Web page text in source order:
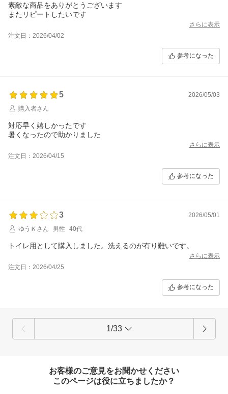
素敵な商品をありがとうございます
またリピートしたいです
さらに表示
注文日：2026/04/02
参考になった
5
2026/05/03
購入者さん
対応早く嬉しかったです
暑くなったので助かりました
さらに表示
注文日：2026/04/15
参考になった
3
2026/05/01
ゆうＫさん
男性 40代
トイレ用として購入しました。洗えるのが有り難いです。
さらに表示
注文日：2026/04/25
参考になった
1/33
お客様のご意見をお聞かせください
このページは役に立ちましたか？